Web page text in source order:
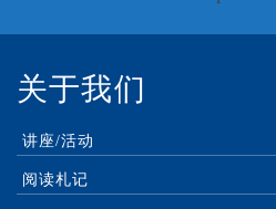
关于我们
讲座/活动
阅读札记